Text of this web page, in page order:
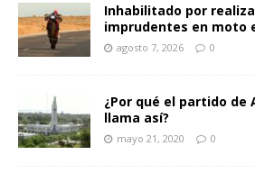
Inhabilitado por
imprudentes en moto
agosto 7, 2026 0
¿Por qué el partido de
llama así?
mayo 21, 2020 0